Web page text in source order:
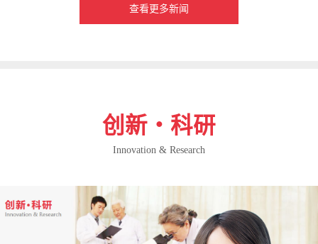
查看更多新闻
创新・科研
Innovation & Research